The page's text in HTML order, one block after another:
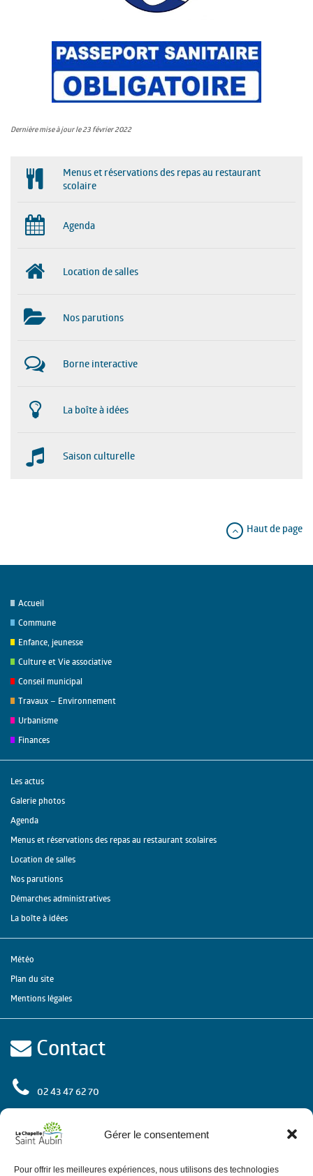
Gérer le consentement
Pour offrir les meilleures expériences, nous utilisons des technologies
Dernière mise à jour le 23 février 2022
Menus et réservations des repas au restaurant
scolaire
Agenda
Location de salles
Nos parutions
Borne interactive
La boîte à idées
Saison culturelle
Haut de page
Accueil
Commune
Enfance, jeunesse
Culture et Vie associative
Conseil municipal
Travaux – Environnement
Urbanisme
Finances
Les actus
Galerie photos
Agenda
Menus et réservations des repas au restaurant scolaires
Location de salles
Nos parutions
Démarches administratives
La boîte à idées
Météo
Plan du site
Mentions légales
Contact
02 43 47 62 70
rue de l'Europe
72 650 La Chapelle Saint Aubin
Contactez-nous